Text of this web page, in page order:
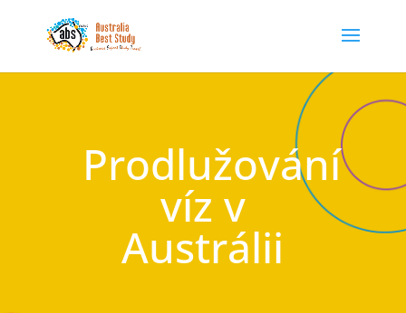
Prodlužování
víz v
Austrálii